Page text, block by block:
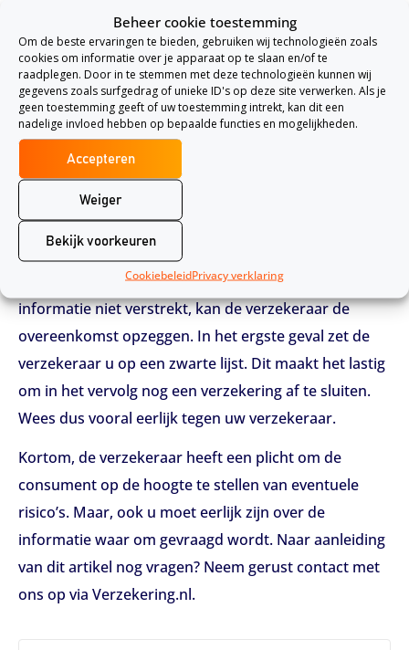
Beheer cookie toestemming
Om de beste ervaringen te bieden, gebruiken wij technologieën zoals
cookies om informatie over je apparaat op te slaan en/of te
raadplegen. Door in te stemmen met deze technologieën kunnen wij
gegevens zoals surfgedrag of unieke ID's op deze site verwerken. Als je
geen toestemming geeft of uw toestemming intrekt, kan dit een
nadelige invloed hebben op bepaalde functies en mogelijkheden.
Accepteren
Weiger
Bekijk voorkeuren
CookiebeleidPrivacy verklaring
gevraagde informatie aan de verzekeraar te
verstrekken. Dit heet mededelingsplicht. De
gevraagde informatie gaat over feiten en
omstandigheden die te maken hebben met de
verzekeringsovereenkomst. Heeft u een
strafrechtelijk verleden? Dan hoeft u dit alleen aan te
geven wanneer de verzekeraar hier uitdrukkelijk om
vraagt. Strafbare feiten die langer dan acht jaar voor
de overeenkomst zijn gepleegd, hoeft u niet te
melden. Wanneer de verzekerde de gevraagde
informatie niet verstrekt, kan de verzekeraar de
overeenkomst opzeggen. In het ergste geval zet de
verzekeraar u op een zwarte lijst. Dit maakt het lastig
om in het vervolg nog een verzekering af te sluiten.
Wees dus vooral eerlijk tegen uw verzekeraar.
Kortom, de verzekeraar heeft een plicht om de
consument op de hoogte te stellen van eventuele
risico’s. Maar, ook u moet eerlijk zijn over de
informatie waar om gevraagd wordt. Naar aanleiding
van dit artikel nog vragen? Neem gerust contact met
ons op via Verzekering.nl.